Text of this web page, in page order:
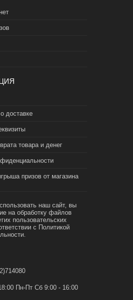
доставке
товара и денег
призов от магазина
наш сайт, вы
на обработку файлов
пользовательских
с Политикой
Пн-Пт Сб 9:00 - 16:00